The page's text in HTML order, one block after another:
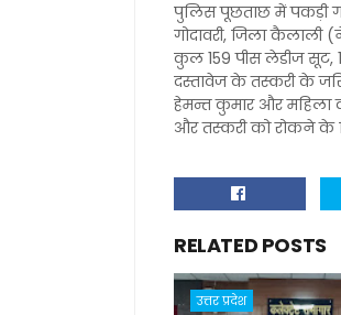
पुलिस पूछताछ में पकड़ी गई
गोदावरी, जिला
कुल 159 पीस लेडीज सूट,
दस्तावेज के तस्करी के
हेमन्त कुमार और महिला
और तस्करी को रोकने के
RELATED POSTS
उत्तर प्रदेश